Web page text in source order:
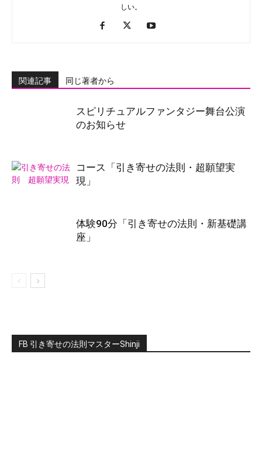
しい。
関連記事 同じ著者から
スピリチュアルファンタジー舞台公演
のお知らせ
コース「引き寄せの法則・超願望実
現」
体験90分「引き寄せの法則・新基礎講
座」
FB 引き寄せの法則マスターShinji